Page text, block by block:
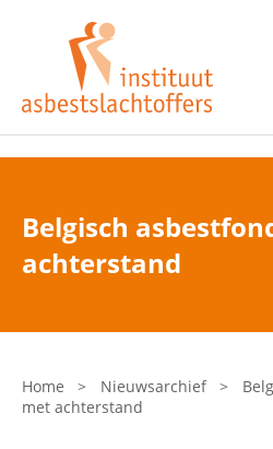
Heeft u
Heeft u Asbestose?
Bent u arts?
Asbest en Gezondheid
Laatste nieuws
Onze organisatie
Belgisch
achterstand
Home > Nieuwsarchief >
met achterstand